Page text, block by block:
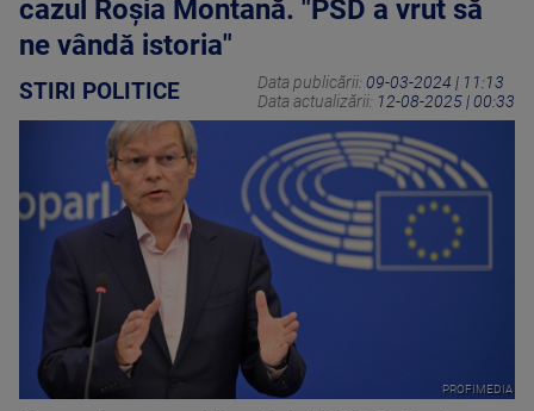
cazul Roșia Montană. "PSD a vrut să
ne vândă istoria"
STIRI POLITICE Data publicării: 09-03-2024 | 11:13
Data actualizării: 12-08-2025 | 00:33
PROFIMEDIA